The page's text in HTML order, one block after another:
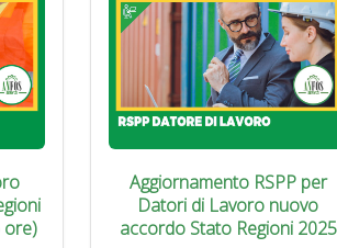
ore)
Aggiornamento RSPP per
Datori di Lavoro nuovo
accordo Stato Regioni 2025